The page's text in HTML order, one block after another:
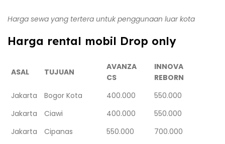
Harga sewa yang tertera untuk penggunaan luar kota
Harga rental mobil Drop only
ASAL TUJUAN
AVANZA
CS
INNOVA
REBORN
Jakarta
Bogor Kota 400.000
550.000
Jakarta
Ciawi 400.000
550.000
Jakarta
Cipanas 550.000
700.000